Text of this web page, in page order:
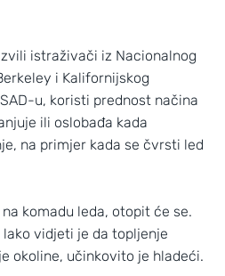
istraživači iz Nacionalnog
i Kalifornijskog
u, koristi prednost načina
ili oslobađa kada
na primjer kada se čvrsti led
komadu leda, otopit će se.
vidjeti je da topljenje
okoline, učinkovito je hladeći.